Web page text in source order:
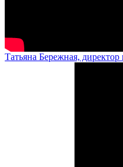
Татьяна Бережная,